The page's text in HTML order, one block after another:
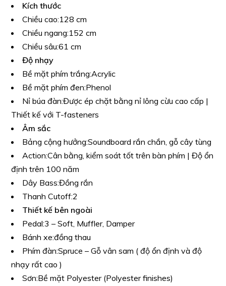
Kích thước
Chiều cao:128 cm
Chiều ngang:152 cm
Chiều sâu:61 cm
Độ nhạy
Bề mặt phím trắng:Acrylic
Bề mặt phím đen:Phenol
Nỉ búa đàn:Được ép chặt bằng nỉ lông cừu cao cấp |
Thiết kế với T-fasteners
Âm sắc
Bảng cộng hưởng:Soundboard rắn chắn, gỗ cây tùng
Action:Cân bằng, kiểm soát tốt trên bàn phím | Độ ổn
định trên 100 năm
Dây Bass:Đồng rắn
Thanh Cutoff:2
Thiết kế bên ngoài
Pedal:3 – Soft, Muffler, Damper
Bánh xe:đồng thau
Phím đàn:Spruce – Gỗ vân sam ( độ ổn định và độ
nhạy rất cao )
Sơn:Bề mặt Polyester (Polyester finishes)